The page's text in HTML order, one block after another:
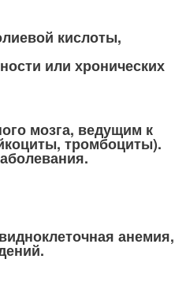
кислоты,
или хронических
мозга, ведущим к
тромбоциты).
анемия,